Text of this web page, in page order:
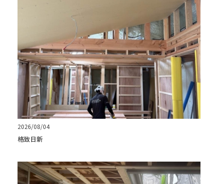
2026/08/04
格致日新